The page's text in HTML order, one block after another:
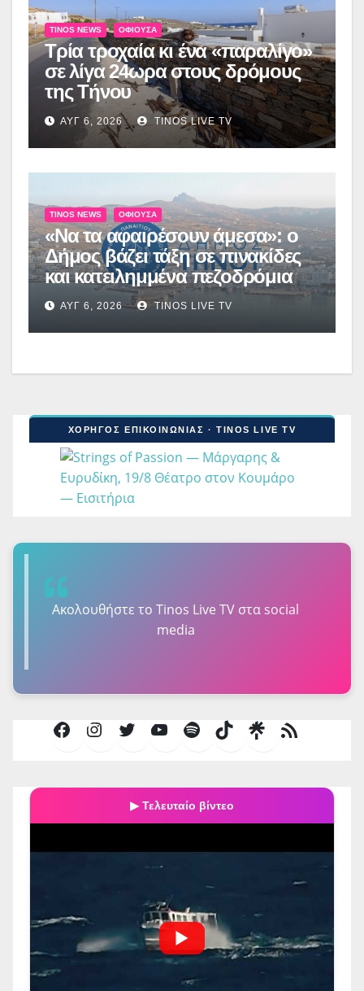
TINOS NEWS ΟΦΙΟΎΣΑ
Τρία τροχαία κι ένα «παραλίγο»
σε λίγα 24ωρα στους δρόμους
της Τήνου
ΑΥΓ 6, 2026 TINOS LIVE TV
TINOS NEWS ΟΦΙΟΎΣΑ
«Να τα αφαιρέσουν άμεσα»: ο
Δήμος βάζει τάξη σε πινακίδες
και κατειλημμένα πεζοδρόμια
ΑΥΓ 6, 2026 TINOS LIVE TV
ΧΟΡΗΓΟΣ ΕΠΙΚΟΙΝΩΝΙΑΣ · TINOS LIVE TV
Ακολουθήστε τo Tinos Live TV στα social
media
FacebookInstagramTwitterYouTubeSpotifyTikTok
Τροφοδοσία
▶ Τελευταίο βίντεο